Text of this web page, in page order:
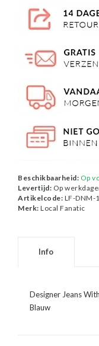
Beschikbaarheid: Op
Levertijd: Op
Artikelcode: LF-DNM-
Merk: Local Fanatic
Info
Designer Jeans
Blauw